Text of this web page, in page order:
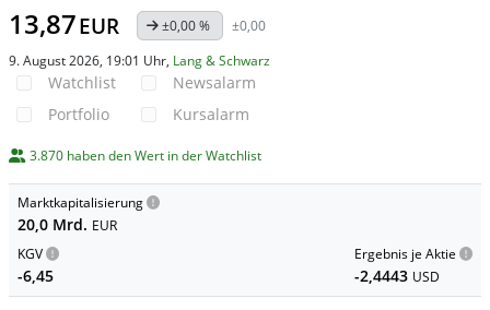
13,87EUR ±0,00 %
±0,00
9. August 2026, 19:01 Uhr, Lang & Schwarz
Watchlist
Portfolio
Newsalarm
Kursalarm
3.870 haben den Wert in der Watchlist
Marktkapitalisierung
20,0 Mrd. EUR
KGV
-6,45
Ergebnis je Aktie
-2,4443 USD